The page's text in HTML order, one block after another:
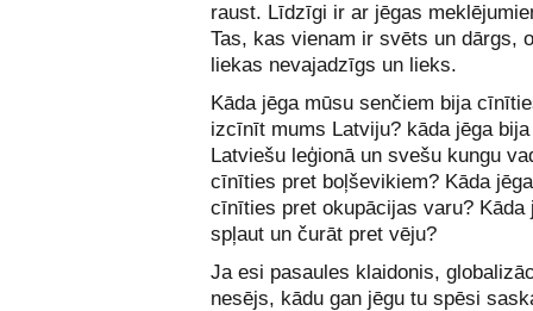
raust. Līdzīgi ir ar jēgas
Tas, kas vienam ir svēts un dārgs,
liekas nevajadzīgs un lieks.
Kāda jēga mūsu senčiem bija
izcīnīt mums Latviju? kāda jēga
Latviešu leģionā un svešu kungu
cīnīties pret boļševikiem? Kāda
cīnīties pret okupācijas varu? Kāda
spļaut un čurāt pret vēju?
Ja esi pasaules klaidonis,
nesējs, kādu gan jēgu tu spēsi